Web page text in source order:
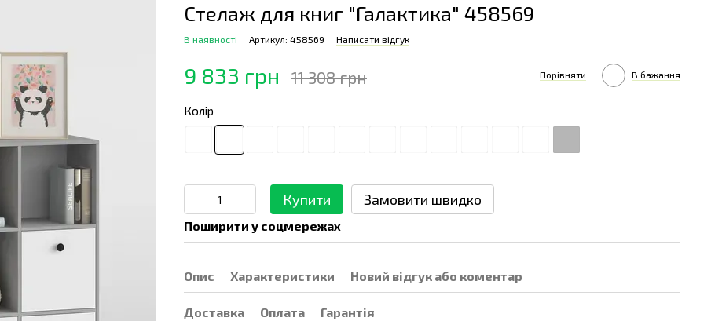
Стелаж для книг "Галактика" 458569
В наявності Артикул: 458569 Написати відгук
9 833 грн 11 308 грн Порівняти В бажання
Колір
Купити Замовити швидко
Поширити у соцмережах
Опис Характеристики Новий відгук або коментар
Доставка Оплата Гарантія